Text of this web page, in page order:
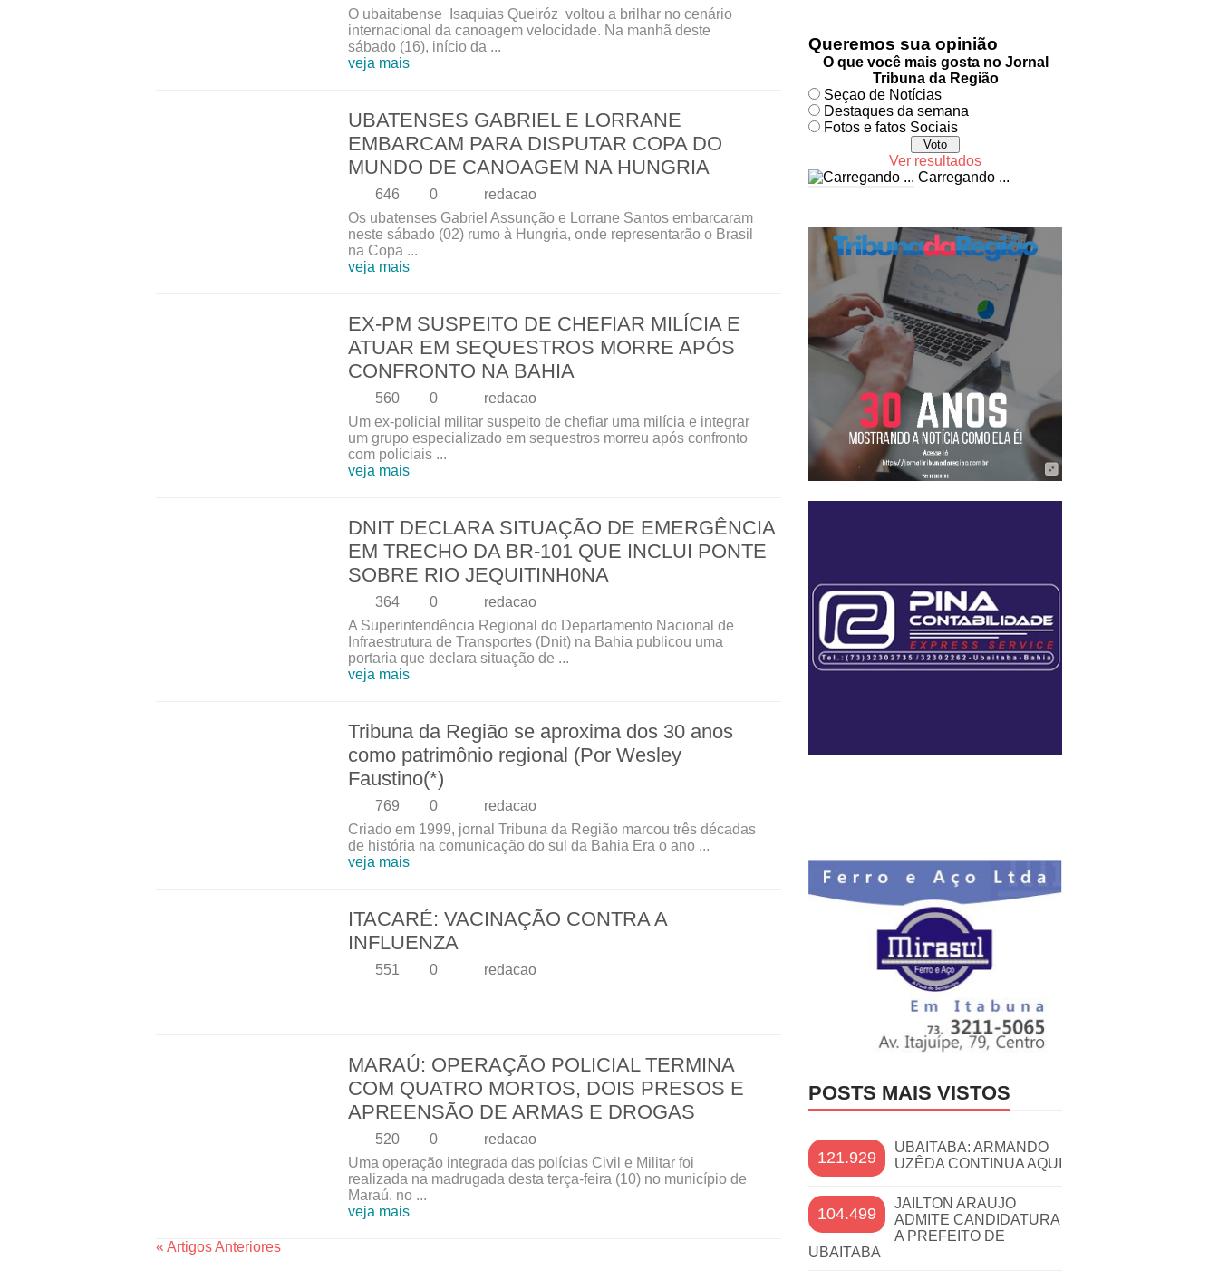
O ubaitabense Isaquias Queiróz voltou a brilhar no cenário
internacional da canoagem velocidade. Na manhã deste
sábado (16), início da ...
veja mais
UBATENSES GABRIEL E LORRANE
EMBARCAM PARA DISPUTAR COPA DO
MUNDO DE CANOAGEM NA HUNGRIA
646 0
redacao
Os ubatenses Gabriel Assunção e Lorrane Santos embarcaram
neste sábado (02) rumo à Hungria, onde representarão o Brasil
na Copa ...
veja mais
EX-PM SUSPEITO DE CHEFIAR MILÍCIA E
ATUAR EM SEQUESTROS MORRE APÓS
CONFRONTO NA BAHIA
560 0
redacao
Um ex-policial militar suspeito de chefiar uma milícia e integrar
um grupo especializado em sequestros morreu após confronto
com policiais ...
veja mais
DNIT DECLARA SITUAÇÃO DE EMERGÊNCIA
EM TRECHO DA BR-101 QUE INCLUI PONTE
SOBRE RIO JEQUITINH0NA
364 0
redacao
A Superintendência Regional do Departamento Nacional de
Infraestrutura de Transportes (Dnit) na Bahia publicou uma
portaria que declara situação de ...
veja mais
Tribuna da Região se aproxima dos 30 anos
como patrimônio regional (Por Wesley
Faustino(*)
769 0
redacao
Criado em 1999, jornal Tribuna da Região marcou três décadas
de história na comunicação do sul da Bahia Era o ano ...
veja mais
ITACARÉ: VACINAÇÃO CONTRA A
INFLUENZA
551 0 redacao
MARAÚ: OPERAÇÃO POLICIAL TERMINA
COM QUATRO MORTOS, DOIS PRESOS E
APREENSÃO DE ARMAS E DROGAS
520 0
redacao
Uma operação integrada das polícias Civil e Militar foi
realizada na madrugada desta terça-feira (10) no município de
Maraú, no ...
veja mais
« Artigos Anteriores
Queremos sua opinião
O que você mais gosta no Jornal
Tribuna da Região
Seçao de Notícias
Destaques da semana
Fotos e fatos Sociais
Ver resultados
Carregando ...
POSTS MAIS VISTOS
121.929
UBAITABA: ARMANDO
UZÊDA CONTINUA AQUI
104.499
JAILTON ARAUJO
ADMITE CANDIDATURA
A PREFEITO DE
UBAITABA